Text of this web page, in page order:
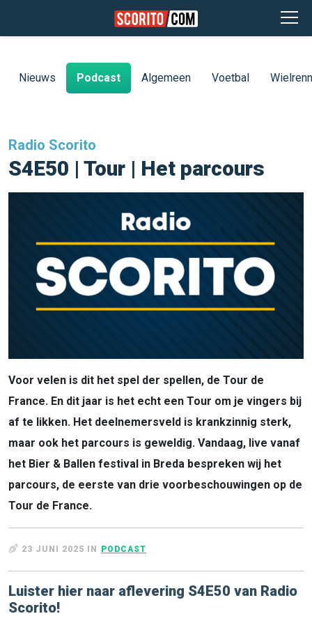
Nieuws Podcast Algemeen Voetbal
Radio Scorito
S4E50 | Tour | Het parcours
Voor velen is dit het spel der spellen, de Tour de
France. En dit jaar is het echt een Tour om je vingers bij
af te likken. Het deelnemersveld is krankzinnig sterk,
maar ook het parcours is geweldig. Vandaag, live vanaf
het Bier & Ballen festival in Breda bespreken wij het
parcours, de eerste van drie voorbeschouwingen op de
Tour de France.
23 JUNI 2025 IN PODCAST
Luister hier naar aflevering S4E50 van Radio
Scorito!